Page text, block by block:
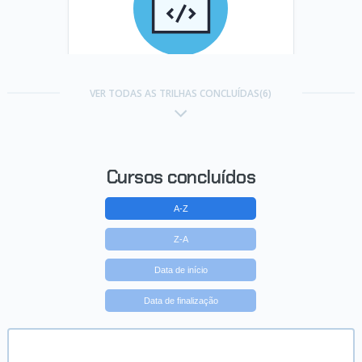
Trilha Produção com Photoshop
VER TODAS AS TRILHAS CONCLUÍDAS(6)
Cursos concluídos
A-Z
Z-A
Data de início
Data de finalização